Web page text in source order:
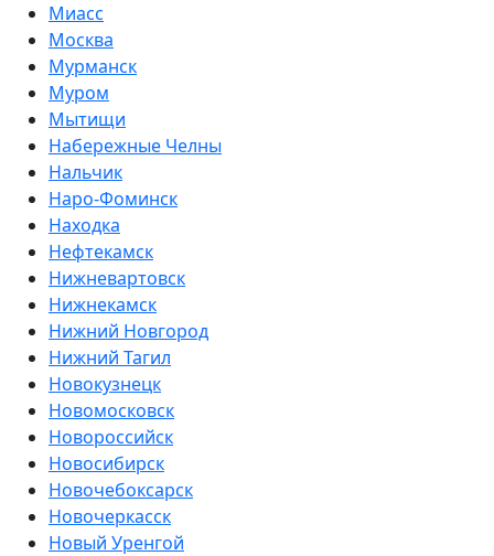
Миасс
Москва
Мурманск
Муром
Мытищи
Набережные Челны
Нальчик
Наро-Фоминск
Находка
Нефтекамск
Нижневартовск
Нижнекамск
Нижний Новгород
Нижний Тагил
Новокузнецк
Новомосковск
Новороссийск
Новосибирск
Новочебоксарск
Новочеркасск
Новый Уренгой